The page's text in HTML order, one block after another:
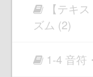
【テキ
ズム (2)
1-4 音符